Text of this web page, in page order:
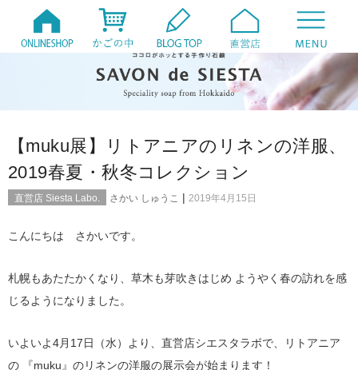
【muku展】リトアニアのリネンの洋服、
2019春夏・秋冬コレクション
直営店 Siesta Labo. さかい しゅうこ | 2019年4月15日
こんにちは さかいです。
札幌もあたたかくなり、草木も芽吹きはじめ ようやく春の訪れを感
じるようになりました。
いよいよ4月17日（水）より、直営店シエスタラボで、リトアニア
の 『muku』のリネンの洋服の展示会が始まります！